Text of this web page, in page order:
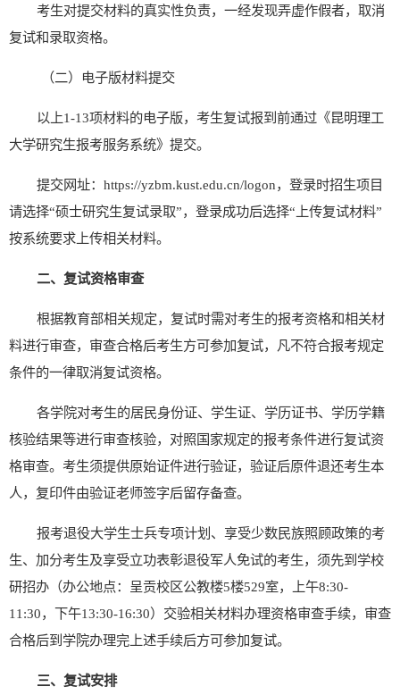
考生对提交材料的真实性负责，一经发现弄虚作假者，取消
复试和录取资格。
（二） 电子版材料提交
以上1-13项材料的电子版， 考生复试报到前通过《昆明理工
大学研究生报考服务系统》提交。
提交网址： https://yzbm.kust.edu.cn/logon，登录时招生项目
请选择“硕士研究生复试录取”，登录成功后选择“上传复试材料”
按系统要求上传相关材料。
二、复试资格审查
根据教育部相关规定，复试时需对考生的报考资格和相关材
料进行审查，审查合格后考生方可参加复试，凡不符合报考规定
条件的一律取消复试资格。
各学院对考生的居民身份证、学生证、学历证书、学历学籍
核验结果等进行审查核验，对照国家规定的报考条件进行复试资
格审查。考生须提供原始证件进行验证，验证后原件退还考生本
人，复印件由验证老师签字后留存备查。
报考退役大学生士兵专项计划 、 享受少数民族照顾政策的考
生、 加分考生及享受立功表彰退役军人免试的考生，须先到学校
研招办（办公地点： 呈贡校区公教楼5楼529室，上午8:30-
11:30，下午13:30-16:30） 交验相关材料办理资格审查手续，审查
合格后到 学院办理完上述手续后方可参加复试。
三、复试安排